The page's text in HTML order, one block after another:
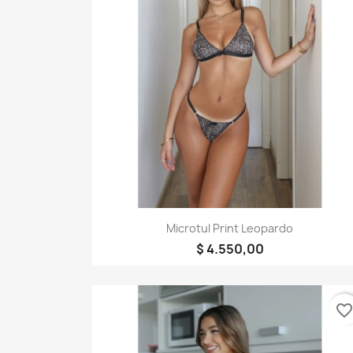
Vista rápida
Microtul Print Leopardo
$ 4.550,00
favorite_border